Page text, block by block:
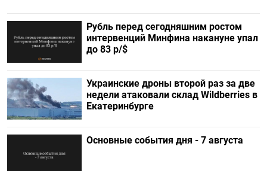
Рубль перед сегодняшним ростом
интервенций Минфина накануне упал
до 83 р/$
Украинские дроны второй раз за две
недели атаковали склад Wildberries в
Екатеринбурге
Основные события дня - 7 августа